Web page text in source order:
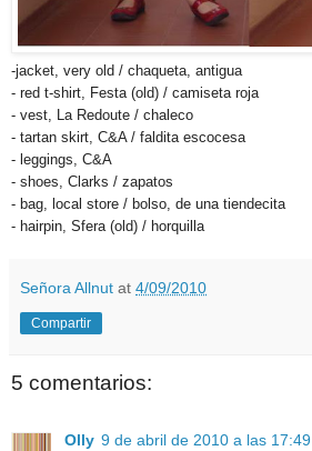
-jacket, very old / chaqueta, antigua
- red t-shirt, Festa (old) / camiseta roja
- vest, La Redoute / chaleco
- tartan skirt, C&A / faldita escocesa
- leggings, C&A
- shoes, Clarks / zapatos
- bag, local store / bolso, de una tiendecita
- hairpin, Sfera (old) / horquilla
Señora Allnut at 4/09/2010
Compartir
5 comentarios:
Olly 9 de abril de 2010 a las 17:49